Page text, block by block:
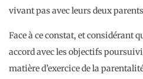
vivant pas avec leurs deux
Face à ce constat, et considérant
accord avec les objectifs
matière d’exercice de la